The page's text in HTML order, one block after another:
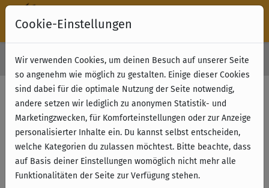
Kostenloser Versand & Retoure ab 49 € (innerhalb Deutschlands)
Cookie-Einstellungen
Wir verwenden Cookies, um deinen Besuch auf unserer Seite
so angenehm wie möglich zu gestalten. Einige dieser Cookies
sind dabei für die optimale Nutzung der Seite notwendig,
andere setzen wir lediglich zu anonymen Statistik- und
Marketingzwecken, für Komforteinstellungen oder zur Anzeige
personalisierter Inhalte ein. Du kannst selbst entscheiden,
welche Kategorien du zulassen möchtest. Bitte beachte, dass
auf Basis deiner Einstellungen womöglich nicht mehr alle
Funktionalitäten der Seite zur Verfügung stehen.